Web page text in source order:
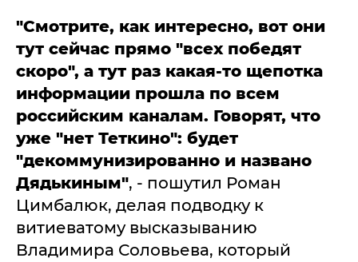
"Смотрите, как интересно, вот они
тут сейчас прямо "всех победят
скоро", а тут раз какая-то щепотка
информации прошла по всем
российским каналам. Говорят, что
уже "нет Теткино": будет
"декоммунизированно и названо
Дядькиным", - пошутил Роман
Цимбалюк, делая подводку к
витиеватому высказыванию
Владимира Соловьева, который